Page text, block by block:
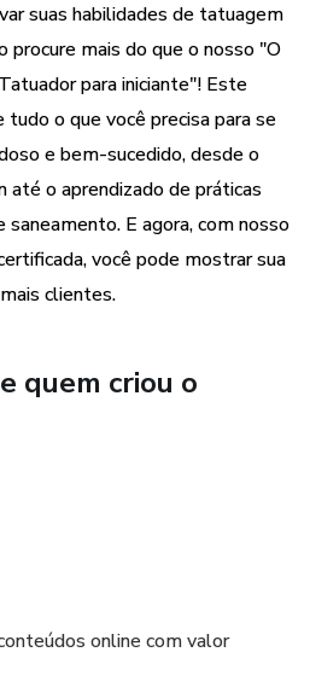
a como fazer esses
passarei tarefas para que você
da tatuagem de verdade
diretos para que qualquer
rapidamente o conteúdo.
a tatuar
de bobina
suas habilidades de tatuagem
procure mais do que o nosso "O
para iniciante"! Este
o que você precisa para se
e bem-sucedido, desde o
até o aprendizado de práticas
saneamento. E agora, com nosso
você pode mostrar sua
clientes.
quem criou o
online com valor